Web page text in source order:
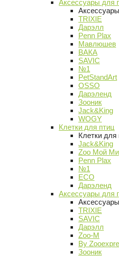
Аксессуары для
TRIXIE
Дарэлл
Penn Plax
Мавлюшев
ВАКА
SAVIC
№1
PetStandArt
OSSO
Дарэленд
Зооник
Jack&King
WOGY
Клетки для птиц
Клетки для
Jack&King
Zoo Мой
Penn Plax
№1
ECO
Дарэленд
Аксессуары для
TRIXIE
SAVIC
Дарэлл
Zoo-M
By
Зооник